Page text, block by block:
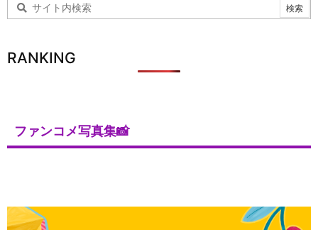
RANKING
ファンコメ写真集📸